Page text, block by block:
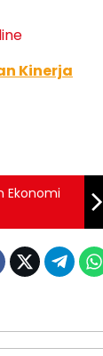
Kinerja
Ekonomi